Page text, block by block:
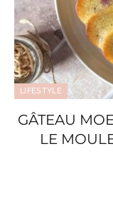
LIFESTYLE
GÂTEAU
LE